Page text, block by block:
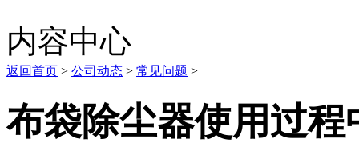
内容中心
返回首页 > 公司动态 > 常见问题 >
布袋除尘器使用过